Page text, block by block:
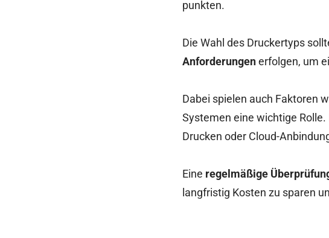
punkten.
Die Wahl des Druckertyps
Anforderungenerfolgen, um
Dabei spielen auch Faktoren
Systemen eine wichtige
Drucken oder Cloud-
Eine regelmäßige
langfristig Kosten zu sparen